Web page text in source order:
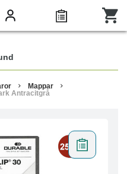
Mappar
Antracitgrå